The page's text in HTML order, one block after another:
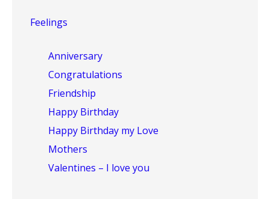
Feelings
Anniversary
Congratulations
Friendship
Happy Birthday
Happy Birthday my Love
Mothers
Valentines – I love you